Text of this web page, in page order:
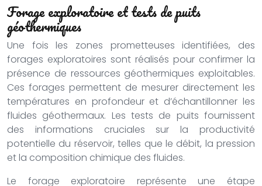
Forage exploratoire et tests de puits
géothermiques
Une fois les zones prometteuses identifiées, des
forages exploratoires sont réalisés pour confirmer la
présence de ressources géothermiques exploitables.
Ces forages permettent de mesurer directement les
températures en profondeur et d’échantillonner les
fluides géothermaux. Les tests de puits fournissent
des informations cruciales sur la productivité
potentielle du réservoir, telles que le débit, la pression
et la composition chimique des fluides.
Le forage exploratoire représente une étape